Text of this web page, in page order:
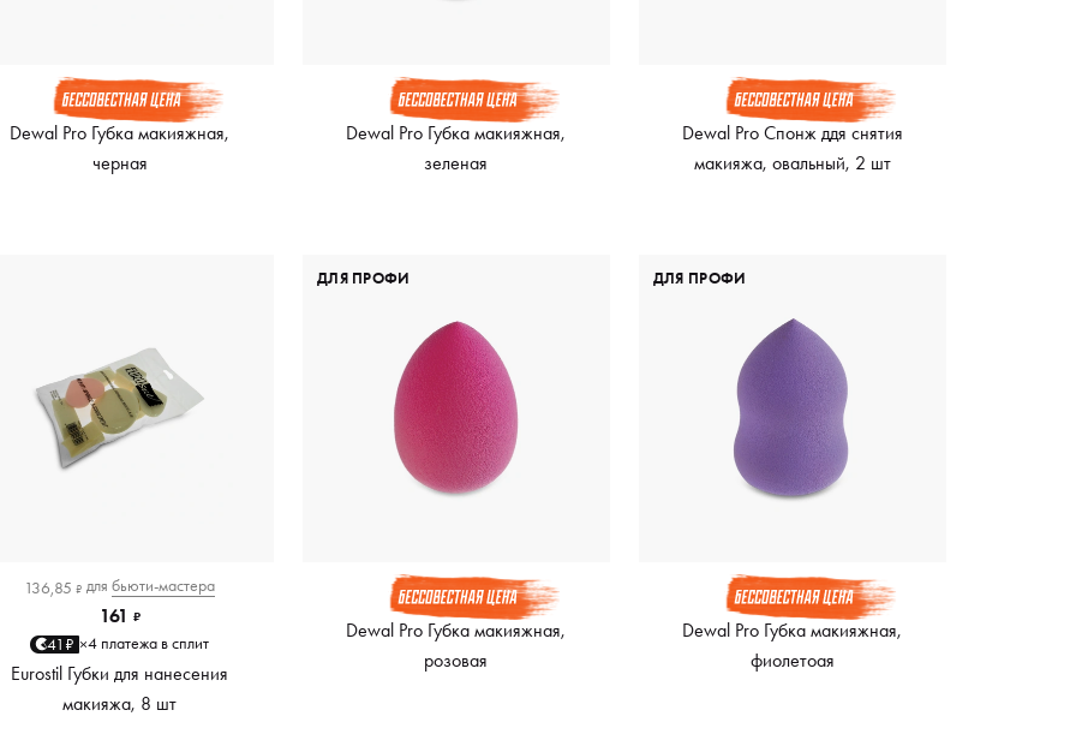
Dewal Pro Губка макияжная,
черная
Dewal Pro Губка макияжная,
зеленая
Dewal Pro Спонж ддя снятия
макияжа, овальный, 2 шт
136,85 ₽ для бьюти-мастера
161 ₽
41₽ ×4 платежа в сплит
Eurostil Губки для нанесения
макияжа, 8 шт
Dewal Pro Губка макияжная,
розовая
ДЛЯ ПРОФИ
Dewal Pro Губка макияжная,
фиолетоая
ДЛЯ ПРОФИ